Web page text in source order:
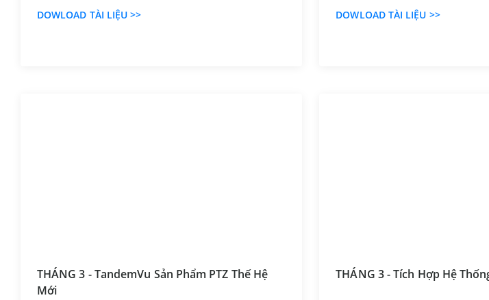
DOWLOAD TÀI LIỆU >> DOWLOAD TÀI LIỆU >>
THÁNG 3 - TandemVu Sản Phẩm PTZ Thế Hệ
Mới
THÁNG 3 - Tích Hợp Hệ